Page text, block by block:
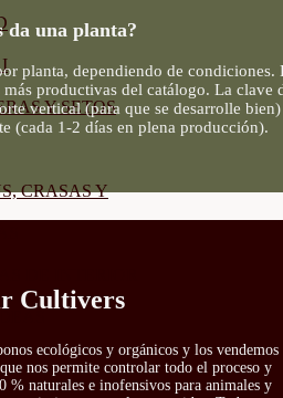
Y SETOS
CRASAS Y
da una planta?
planta, dependiendo de condiciones.
más productivas del catálogo. La clave
vertical (para que se desarrolle
(cada 1-2 días en plena producción).
Cultivers
ecológicos y orgánicos y los vendemos
nos permite controlar todo el proceso y
% naturales e inofensivos para animales y